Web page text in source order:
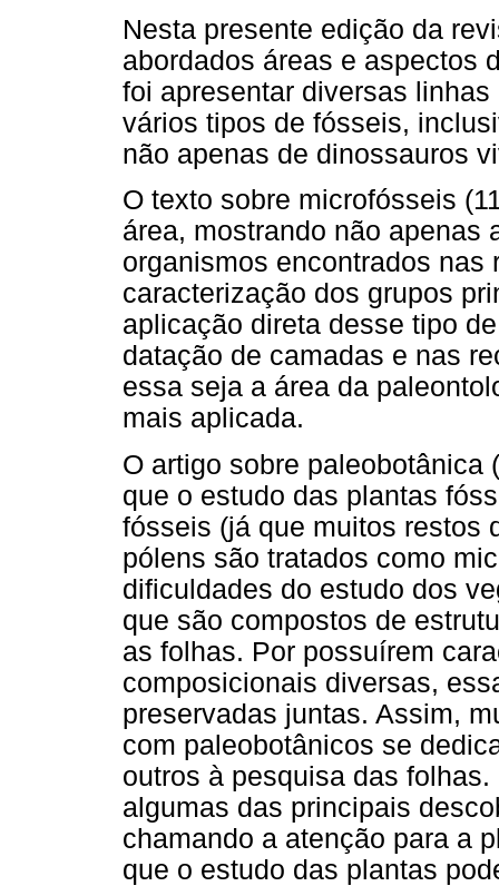
Nesta presente edição da
abordados áreas e aspectos
foi apresentar diversas
vários tipos de fósseis,
não apenas de dinossauros
O texto sobre microfósseis
área, mostrando não apenas
organismos encontrados nas
caracterização dos grupos
aplicação direta desse tipo
datação de camadas e nas
essa seja a área da
mais aplicada.
O artigo sobre
que o estudo das plantas
fósseis (já que muitos restos
pólens são tratados como
dificuldades do estudo dos
que são compostos de
as folhas. Por possuírem
composicionais diversas,
preservadas juntas. Assim,
com paleobotânicos se
outros à pesquisa das
algumas das principais
chamando a atenção para a
que o estudo das plantas